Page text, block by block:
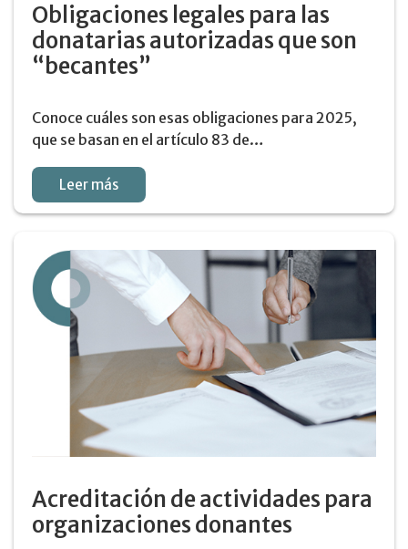
Obligaciones legales para las
donatarias autorizadas que son
“becantes”
Conoce cuáles son esas obligaciones para 2025,
que se basan en el artículo 83 de…
Leer más
Acreditación de actividades para
organizaciones donantes